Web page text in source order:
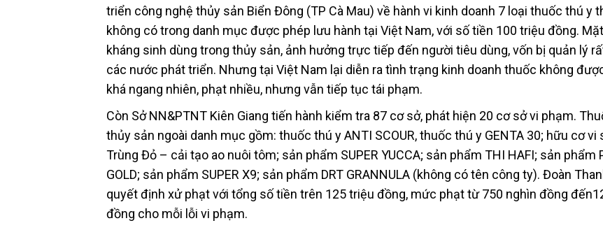
triển công nghệ thủy sản Biển Đông (TP Cà Mau) về hành vi kinh doanh 7 loại thuốc thú y
không có trong danh mục được phép lưu hành tại Việt Nam, với số tiền 100 triệu đồng.
kháng sinh dùng trong thủy sản, ảnh hưởng trực tiếp đến người tiêu dùng, vốn bị quản lý
các nước phát triển. Nhưng tại Việt Nam lại diễn ra tình trạng kinh doanh thuốc không
khá ngang nhiên, phạt nhiều, nhưng vẫn tiếp tục tái phạm.
Còn Sở NN&PTNT Kiên Giang tiến hành kiểm tra 87 cơ sở, phát hiện 20 cơ sở vi phạm.
thủy sản ngoài danh mục gồm: thuốc thú y ANTI SCOUR, thuốc thú y GENTA 30; hữu cơ vi
Trùng Đỏ – cải tạo ao nuôi tôm; sản phẩm SUPER YUCCA; sản phẩm THI HAFI; sản phẩm
GOLD; sản phẩm SUPER X9; sản phẩm DRT GRANNULA (không có tên công ty). Đoàn
quyết định xử phạt với tổng số tiền trên 125 triệu đồng, mức phạt từ 750 nghìn đồng
đồng cho mỗi lỗi vi phạm.